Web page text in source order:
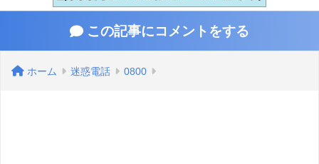
この記事にコメントをする
ホーム 迷惑電話 0800